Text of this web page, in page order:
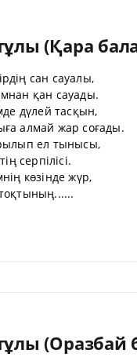
(Қара
сан сауалы,
қан сауады.
дүлей тасқын,
алмай жар соғады.
ел тынысы,
серпілісі.
көзінде жүр,
(Оразбай